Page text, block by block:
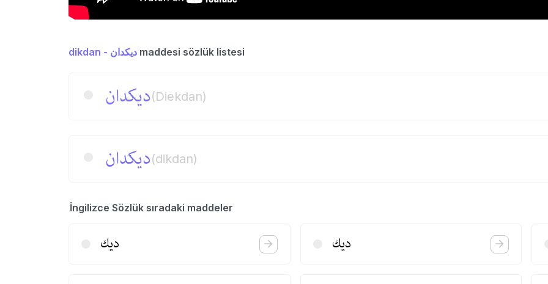
dikdan - دیكدان maddesi sözlük listesi
دیكدان(Diekdan)
دیكدان(dikdan)
İngilizce Sözlük sıradaki maddeler
دیك دیك